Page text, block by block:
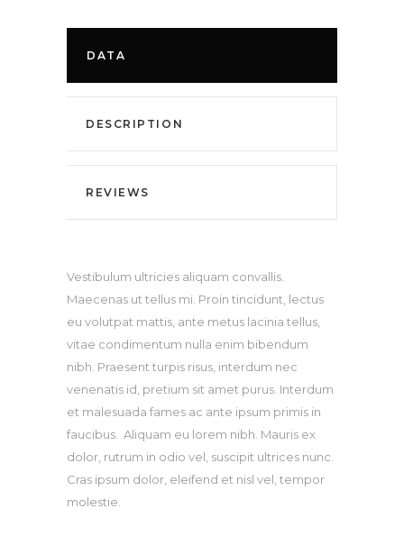
DATA
DESCRIPTION
REVIEWS
Vestibulum ultricies aliquam convallis.
Maecenas ut tellus mi. Proin tincidunt, lectus
eu volutpat mattis, ante metus lacinia tellus,
vitae condimentum nulla enim bibendum
nibh. Praesent turpis risus, interdum nec
venenatis id, pretium sit amet purus. Interdum
et malesuada fames ac ante ipsum primis in
faucibus. Aliquam eu lorem nibh. Mauris ex
dolor, rutrum in odio vel, suscipit ultrices nunc.
Cras ipsum dolor, eleifend et nisl vel, tempor
molestie.